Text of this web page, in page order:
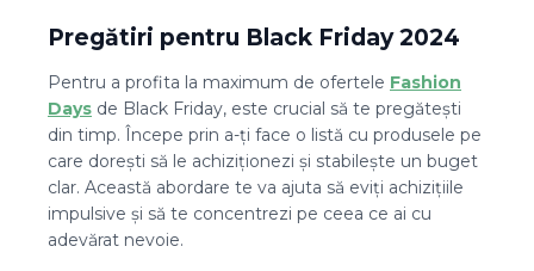
Pregătiri pentru Black Friday 2024
Pentru a profita la maximum de ofertele Fashion
Days de Black Friday, este crucial să te pregătești
din timp. Începe prin a-ți face o listă cu produsele pe
care dorești să le achiziționezi și stabilește un buget
clar. Această abordare te va ajuta să eviți achizițiile
impulsive și să te concentrezi pe ceea ce ai cu
adevărat nevoie.